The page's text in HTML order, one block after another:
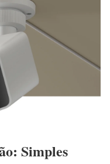
Simples